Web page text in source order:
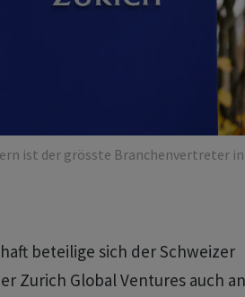
ist der grösste Branchenvertreter
beteilige sich der Schweizer
Zurich Global Ventures auch